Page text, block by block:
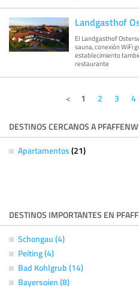
Landgasthof
El Landgasthof
sauna, conexión WiFi
establecimiento
restaurante
1 2 3 4
DESTINOS CERCANOS A
Apartamentos (21)
DESTINOS IMPORTANTES EN
Schongau (4)
Peiting (4)
Bad Kohlgrub (14)
Bayersoien (8)